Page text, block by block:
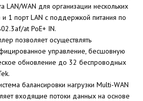
LAN/WAN для организации нескольких
1 порт LAN с поддержкой питания по
at PoE+ IN.
позволяет осуществлять
управление, бесшовную
обновление до 32 беспроводных
балансировки нагрузки Multi-WAN
входящие потоки данных на основе